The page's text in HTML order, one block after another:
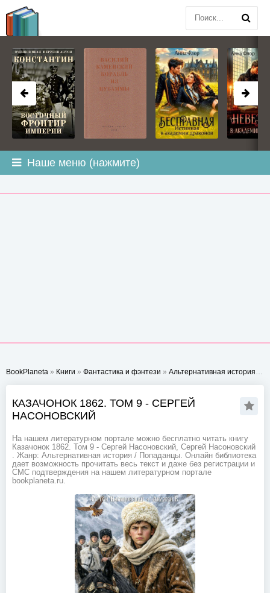
Наше меню (нажмите)
BookPlaneta » Книги » Фантастика и фэнтези » Альтернативная история»
КАЗАЧОНОК 1862. ТОМ 9 - СЕРГЕЙ
НАСОНОВСКИЙ
На нашем литературном портале можно бесплатно читать книгу
Казачонок 1862. Том 9 - Сергей Насоновский, Сергей Насоновский
. Жанр: Альтернативная история / Попаданцы. Онлайн библиотека
дает возможность прочитать весь текст и даже без регистрации и
СМС подтверждения на нашем литературном портале
bookplaneta.ru.
BOOKPLANETA.COM